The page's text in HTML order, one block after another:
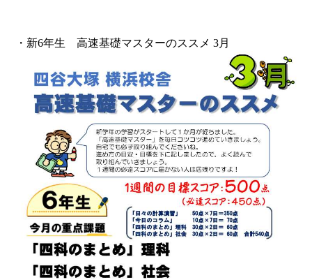
・新6年生 高速基礎マスターのススメ 3月